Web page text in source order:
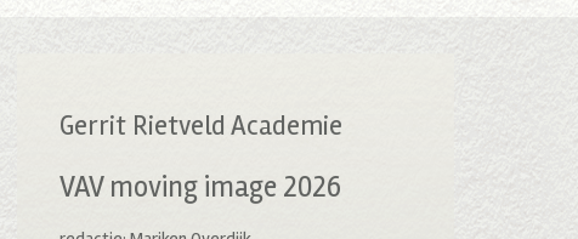
Gerrit Rietveld Academie
VAV moving image 2026